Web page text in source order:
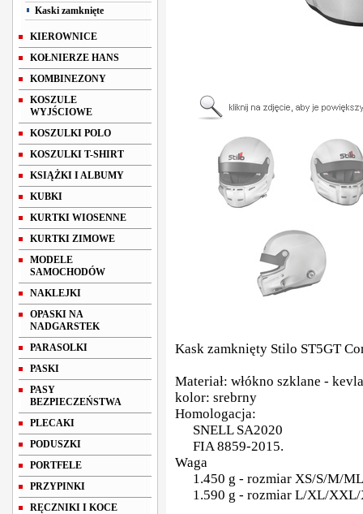
Kaski zamknięte
KIEROWNICE
KOŁNIERZE HANS
KOMBINEZONY
KOSZULE
WYJŚCIOWE
KOSZULKI POLO
KOSZULKI T-SHIRT
KSIĄŻKI I ALBUMY
KUBKI
KURTKI WIOSENNE
KURTKI ZIMOWE
MODELE
SAMOCHODÓW
NAKLEJKI
OPASKI NA
NADGARSTEK
PARASOLKI
PASKI
PASY
BEZPIECZEŃSTWA
PLECAKI
PODUSZKI
PORTFELE
PRZYPINKI
RĘCZNIKI I KOCE
Kask zamknięty Stilo ST5GT
Materiał: włókno szklane -
kolor: srebrny
Homologacja:
SNELL SA2020
FIA 8859-2015.
Waga
1.450 g - rozmiar XS/S/M/ML
1.590 g - rozmiar L/XL/